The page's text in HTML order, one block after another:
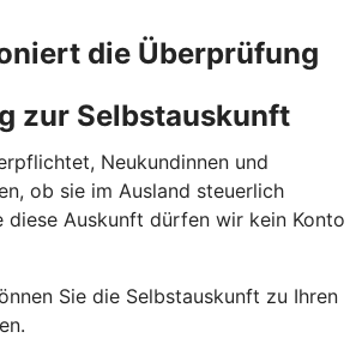
die Überprüfung
zur Selbstauskunft
Neukundinnen und
ob sie im Ausland steuerlich
diese Auskunft dürfen wir kein Konto
Sie die Selbstauskunft zu Ihren